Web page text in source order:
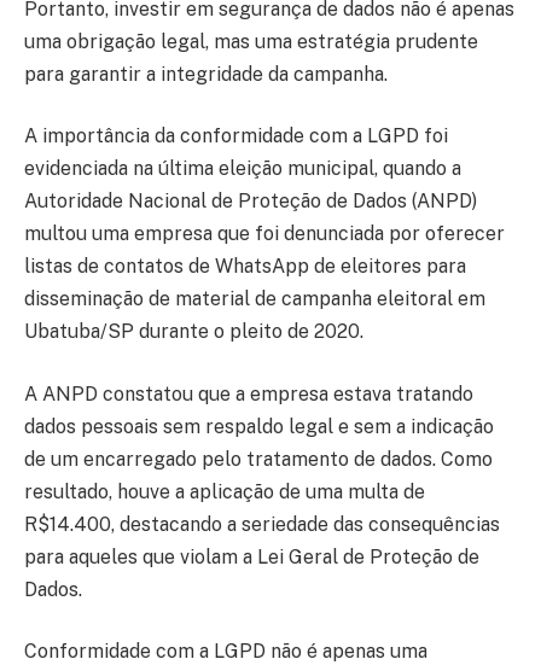
Portanto, investir em segurança de dados não é apenas
uma obrigação legal, mas uma estratégia prudente
para garantir a integridade da campanha.
A importância da conformidade com a LGPD foi
evidenciada na última eleição municipal, quando a
Autoridade Nacional de Proteção de Dados (ANPD)
multou uma empresa que foi denunciada por oferecer
listas de contatos de WhatsApp de eleitores para
disseminação de material de campanha eleitoral em
Ubatuba/SP durante o pleito de 2020.
A ANPD constatou que a empresa estava tratando
dados pessoais sem respaldo legal e sem a indicação
de um encarregado pelo tratamento de dados. Como
resultado, houve a aplicação de uma multa de
R$14.400, destacando a seriedade das consequências
para aqueles que violam a Lei Geral de Proteção de
Dados.
Conformidade com a LGPD não é apenas uma